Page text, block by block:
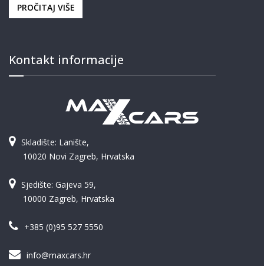
PROČITAJ VIŠE
Kontakt informacije
Skladište: Lanište,
10020 Novi Zagreb, Hrvatska
Sjedište: Gajeva 59,
10000 Zagreb, Hrvatska
+385 (0)95 527 5550
info@maxcars.hr